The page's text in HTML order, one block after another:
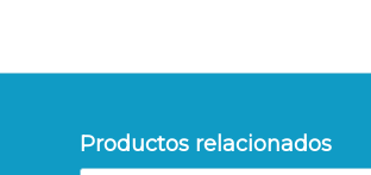
Productos relacionados